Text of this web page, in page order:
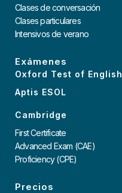
Clases de conversación
Clases particulares
Intensivos de verano
Exámenes
Oxford Test of English
Aptis ESOL
Cambridge
First Certificate
Advanced Exam (CAE)
Proficiency (CPE)
Precios